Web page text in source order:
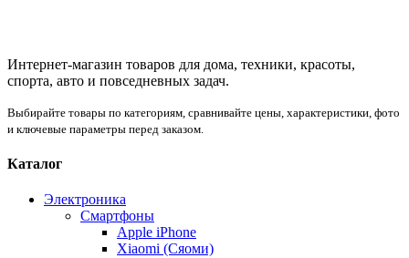
Интернет-магазин товаров для дома, техники, красоты,
спорта, авто и повседневных задач.
Выбирайте товары по категориям, сравнивайте цены, характеристики, фото
и ключевые параметры перед заказом.
Каталог
Электроника
Смартфоны
Apple iPhone
Xiaomi (Сяоми)